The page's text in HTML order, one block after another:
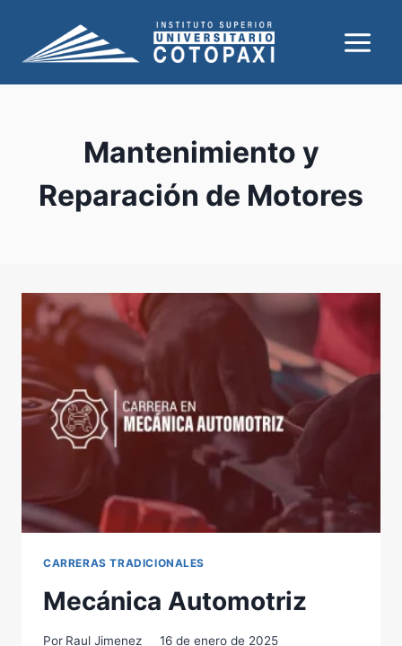
contenido
Mantenimiento y
Reparación de Motores
CARRERAS TRADICIONALES
Mecánica Automotriz
Por Raul Jimenez
16 de enero de 2025